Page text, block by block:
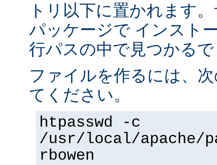
トリ以下に置かれます
パッケージで インスト
行パスの中で見つかる
ファイルを作るには、
てください。
htpasswd -c
/usr/local/apache/
rbowen